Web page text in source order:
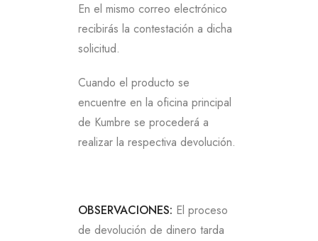
En el mismo correo electrónico
recibirás la contestación a dicha
solicitud.
Cuando el producto se
encuentre en la oficina principal
de Kumbre se procederá a
realizar la respectiva devolución.
OBSERVACIONES: El proceso
de devolución de dinero tarda